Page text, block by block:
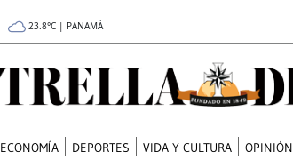
23.8°C | PANAMÁ
ECONOMÍA DEPORTES VIDA Y CULTURA OPINIÓN